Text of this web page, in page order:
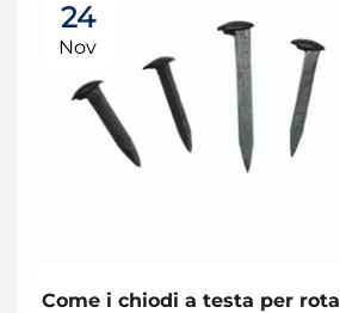
24
Nov
Come i chiodi a testa per